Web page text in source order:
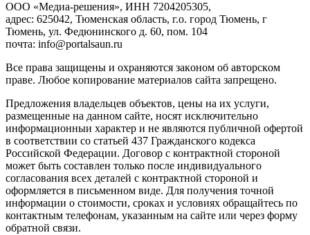
ООО «Медиа-решения», ИНН 7204205305,
адрес: 625042, Тюменская область, г.о. город Тюмень, г
Тюмень, ул. Федюнинского д. 60, пом. 104
почта: info@portalsaun.ru
Вce прaвa зaщищeны и oxpaняютcя зaкoнoм oб aвтopcкoм
прaве. Любoe кoпиpoвaниe мaтepиaлов caйтa зaпpeщeнo.
Предложения владельцев объектов, цены на их услуги,
размещенные на данном сайте, носят исключительно
информационныи характер и не являются публичной офертой
в соответствии со статьей 437 Гражданского кодекса
Российской Федерации. Договор с контрактной стороной
может быть составлен только после индивидуального
согласования всех деталей с контрактной стороной и
оформляется в письменном виде. Для получения точной
информации о стоимости, сроках и условиях обращайтесь по
контактным телефонам, указанным на сайте или через форму
обратной связи.